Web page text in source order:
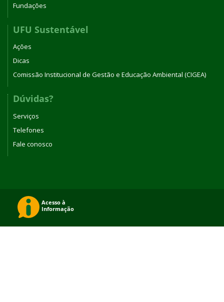
Fundações
UFU Sustentável
Ações
Dicas
Comissão Institucional de Gestão e Educação Ambiental (CIGEA)
Dúvidas?
Serviços
Telefones
Fale conosco